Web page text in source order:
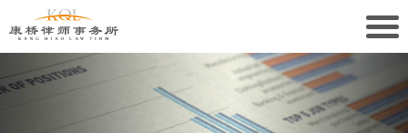
关于康桥
康桥文化